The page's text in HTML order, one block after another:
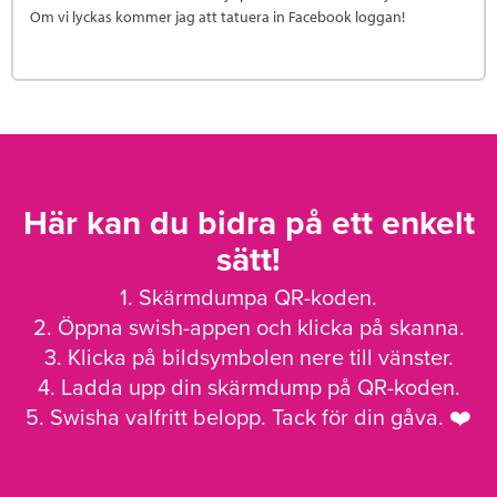
Om vi lyckas kommer jag att tatuera in Facebook loggan!
Här kan du bidra på ett enkelt
sätt!
1. Skärmdumpa QR-koden.
2. Öppna swish-appen och klicka på skanna.
3. Klicka på bildsymbolen nere till vänster.
4. Ladda upp din skärmdump på QR-koden.
5. Swisha valfritt belopp. Tack för din gåva. ❤️